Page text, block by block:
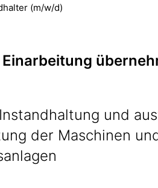
(m/w/d)
und
der Maschinen